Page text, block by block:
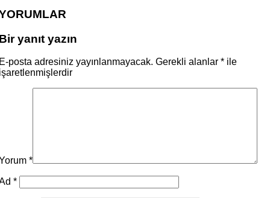
yanıt yazın
posta adresiniz yayınlanmayacak. Gerekli alanlar * ile
*
*